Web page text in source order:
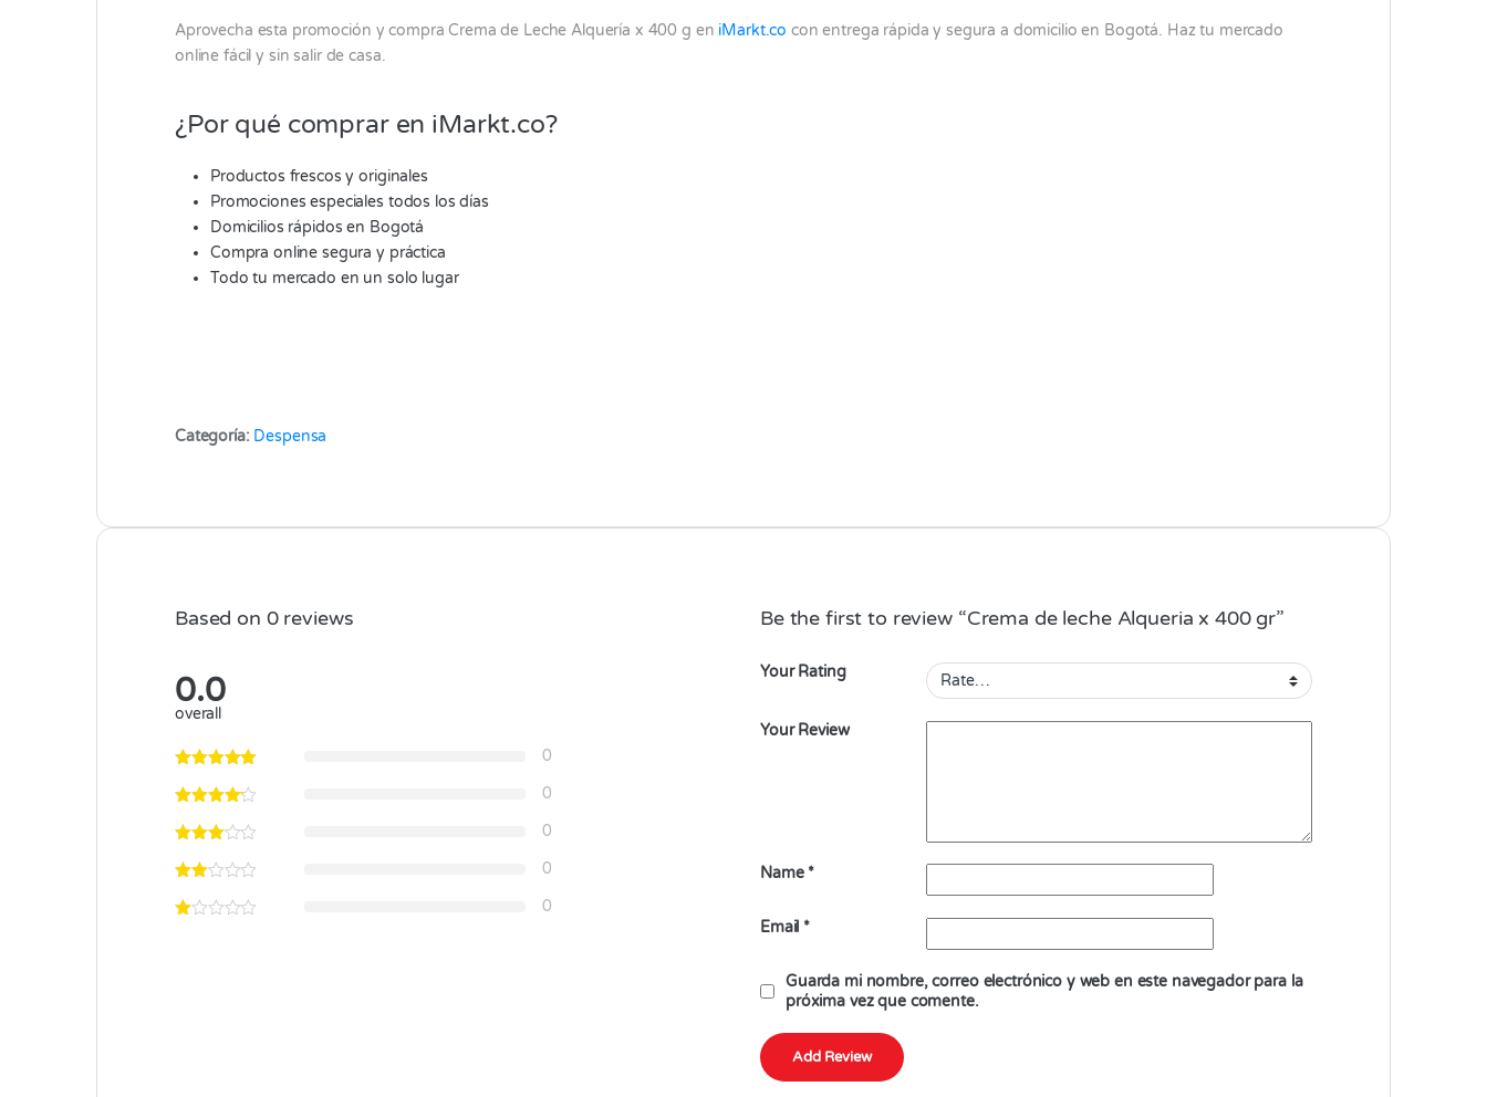
Aprovecha esta promoción y compra Crema de Leche Alquería x 400 g en iMarkt.co con entrega rápida y segura a domicilio en Bogotá. Haz tu mercado
online fácil y sin salir de casa.
¿Por qué comprar en iMarkt.co?
Productos frescos y originales
Promociones especiales todos los días
Domicilios rápidos en Bogotá
Compra online segura y práctica
Todo tu mercado en un solo lugar
Categoría: Despensa
Based on 0 reviews
0.0
overall
0
0
0
0
0
Be the first to review “Crema de leche Alqueria x 400 gr”
Your Rating
Your Review
Name *
Email *
Guarda mi nombre, correo electrónico y web en este navegador para la
próxima vez que comente.